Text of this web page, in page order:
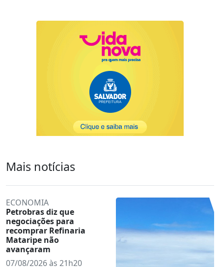
Mais notícias
ECONOMIA
Petrobras diz que
negociações para
recomprar Refinaria
Mataripe não
avançaram
07/08/2026 às 21h20